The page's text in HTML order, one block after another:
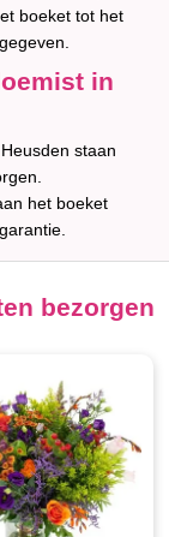
boeket tot het
in
staan
het boeket
bezorgen